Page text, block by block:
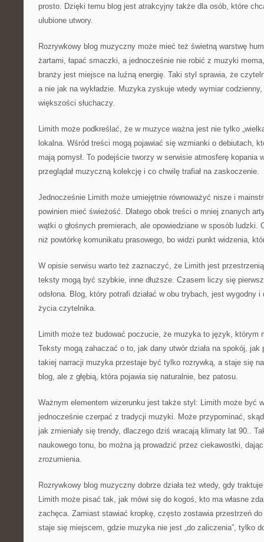
prosto. Dzięki temu blog jest atrakcyjny także dla osób, które
ulubione utwory.
Rozrywkowy blog muzyczny może mieć też świetną warstwę
żartami, łapać smaczki, a jednocześnie nie robić z muzyki
branży jest miejsce na luźną energię. Taki styl sprawia, że
a nie jak na wykładzie. Muzyka zyskuje wtedy wymiar
większości słuchaczy.
Limith może podkreślać, że w muzyce ważna jest nie tylko
lokalna. Wśród treści mogą pojawiać się wzmianki o debiutach,
mają pomysł. To podejście tworzy w serwisie atmosferę
przeglądał muzyczną kolekcję i co chwilę trafiał na zaskoczenie.
Jednocześnie Limith może umiejętnie równoważyć nisze i
powinien mieć świeżość. Dlatego obok treści o mniej znanych
wątki o głośnych premierach, ale opowiedziane w sposób ludzki.
niż powtórkę komunikatu prasowego, bo widzi punkt widzenia,
W opisie serwisu warto też zaznaczyć, że Limith jest
teksty mogą być szybkie, inne dłuższe. Czasem liczy się
odsłona. Blog, który potrafi działać w obu trybach, jest wygodny
życia czytelnika.
Limith może też budować poczucie, że muzyka to język, którym
Teksty mogą zahaczać o to, jak dany utwór działa na spokój, jak
takiej narracji muzyka przestaje być tylko rozrywką, a staje się
blog, ale z głębią, która pojawia się naturalnie, bez patosu.
Ważnym elementem wizerunku jest także styl: Limith może być
jednocześnie czerpać z tradycji muzyki. Może przypominać,
jak zmieniały się trendy, dlaczego dziś wracają klimaty lat 90..
naukowego tonu, bo można ją prowadzić przez ciekawostki,
zrozumienia.
Rozrywkowy blog muzyczny dobrze działa też wtedy, gdy
Limith może pisać tak, jak mówi się do kogoś, kto ma własne
zachęca. Zamiast stawiać kropkę, często zostawia przestrzeń
staje się miejscem, gdzie muzyka nie jest „do zaliczenia”, tylko